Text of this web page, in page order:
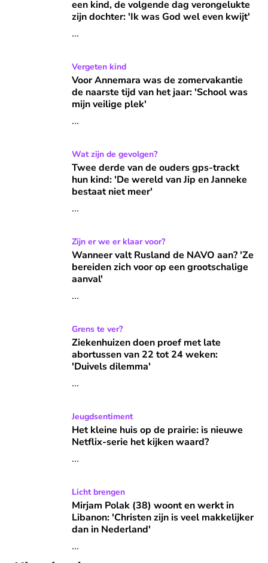
een kind, de volgende dag verongelukte
zijn dochter: 'Ik was God wel even kwijt'
...
Voor Annemara was de zomervakantie de naarste tijd
Vergeten kind
Voor Annemara was de zomervakantie
de naarste tijd van het jaar: 'School was
mijn veilige plek'
...
Twee derde van de ouders gps-trackt hun kind: 'De
Wat zijn de gevolgen?
Twee derde van de ouders gps-trackt
hun kind: 'De wereld van Jip en Janneke
bestaat niet meer'
...
Wanneer valt Rusland de NAVO aan? 'Ze bereiden zich
Zijn er we er klaar voor?
Wanneer valt Rusland de NAVO aan? 'Ze
bereiden zich voor op een grootschalige
aanval'
...
Ziekenhuizen doen proef met late abortussen van 22 tot
Grens te ver?
Ziekenhuizen doen proef met late
abortussen van 22 tot 24 weken:
'Duivels dilemma'
...
Het kleine huis op de prairie: is nieuwe Netflix-serie het
Jeugdsentiment
Het kleine huis op de prairie: is nieuwe
Netflix-serie het kijken waard?
...
Mirjam Polak (38) woont en werkt in Libanon: 'Christen
Licht brengen
Mirjam Polak (38) woont en werkt in
Libanon: 'Christen zijn is veel makkelijker
dan in Nederland'
...